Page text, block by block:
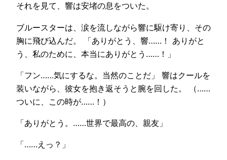
それを見て、響は安堵の息をついた。
ブルースターは、涙を流しながら響に駆け寄り、その
胸に飛び込んだ。 「ありがとう、響……！ ありがと
う、私のために、本当にありがとう……！」
「フン……気にするな。当然のことだ」 響はクールを
装いながら、彼女を抱き返そうと腕を回した。 （……
ついに、この時が……！）
「ありがとう。……世界で最高の、親友」
「……えっ？」